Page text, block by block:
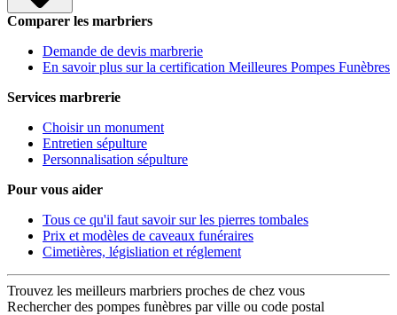
Comparer les marbriers
Demande de devis marbrerie
En savoir plus sur la certification Meilleures Pompes Funèbres
Services marbrerie
Choisir un monument
Entretien sépulture
Personnalisation sépulture
Pour vous aider
Tous ce qu'il faut savoir sur les pierres tombales
Prix et modèles de caveaux funéraires
Cimetières, législiation et réglement
Trouvez les meilleurs marbriers proches de chez vous
Rechercher des pompes funèbres par ville ou code postal